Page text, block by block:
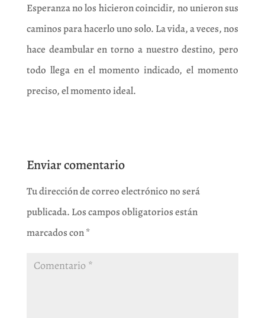
Esperanza no los hicieron coincidir, no unieron sus
caminos para hacerlo uno solo. La vida, a veces, nos
hace deambular en torno a nuestro destino, pero
todo llega en el momento indicado, el momento
preciso, el momento ideal.
Enviar comentario
Tu dirección de correo electrónico no será
publicada. Los campos obligatorios están
marcados con*